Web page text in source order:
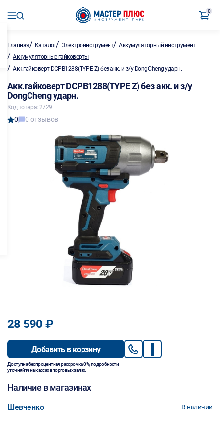
0
Главная/ Каталог/ Электроинструмент/Аккумуляторный инструмент
/ Аккумуляторные гайковерты
/ Акк.гайковерт DCPB1288(TYPE Z) без акк. и з/у DongCheng ударн.
Акк.гайковерт DCPB1288(TYPE Z) без акк. и з/у
DongCheng ударн.
Код товара: 2729
0 0 отзывов
28 590 ₽
Добавить в корзину
Доступна беспроцентная рассрочка 0%, подробности
уточняйте на кассах в торговых залах.
Наличие в магазинах
Шевченко В наличии